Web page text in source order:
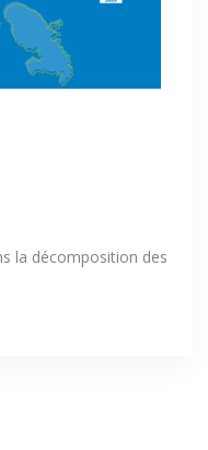
la décomposition des